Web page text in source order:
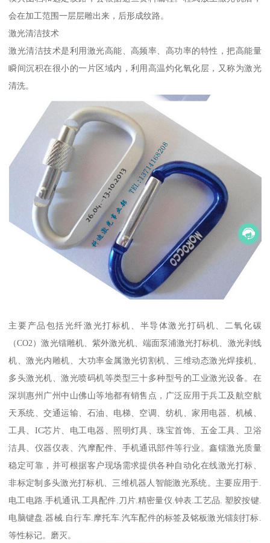
会在加工范围一层层雕出来，后形成纹路。
激光清洁技术
激光清洁技术是利用激光高能、高频率、高功率的特性，把高能量
瞬间沉积在很小的一片区域内，利用高温灼化氧化层，又称为激光
清洗。
主要产品包括光纤激光打标机、半导体激光打码机、二氧化碳
（CO2）激光镭雕机、紫外激光机、端面泵浦激光打标机、激光剥线
机、激光内雕机、大功率金属激光切割机、三维动态激光焊接机、
多头激光机、激光喷码机等类型三十多种型号的工业激光设备。在
深圳惠州广州中山佛山等地都有销售点，广泛应用于兵工及航空航
天系统、交通运输、石油、电梯、空调、纺机、家用电器、机械、
工具、IC芯片、电工电器、照明灯具、珠宝首饰、五金工具、卫浴
洁具、仪器仪表、汽摩配件、手机通讯部件等行业。鑫镭激光质量
稳定可靠，并可根据客户现场需求提供各种自动化在线激光打标、
非标定制多头激光打标机、三维机器人智能激光系统。主要应用于.
电工电路.手机通讯.工具配件.刀片.精密量仪.钟表.工艺品. 塑胶按键.
电脑键盘.器械.自行车.摩托车.汽车配件的标签及铭板激光镭刻打标.
等性标记。磨灭。